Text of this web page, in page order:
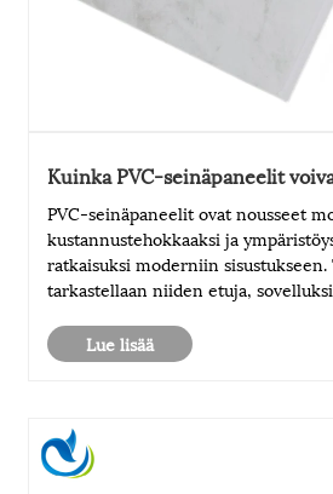
Kuinka PVC-seinäpaneelit
PVC-seinäpaneelit ovat nousseet
kustannustehokkaaksi ja
ratkaisuksi moderniin sisustukseen.
tarkastellaan niiden etuja,
huolenaiheita ja opastavat sinua
Lue lisää